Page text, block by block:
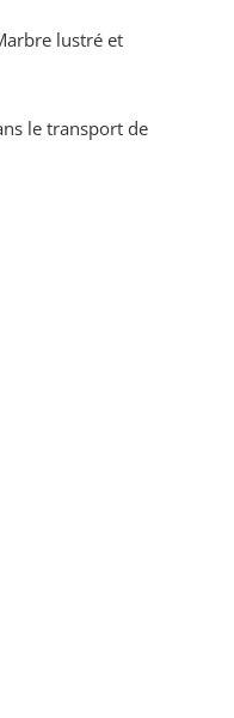
lustré et
le transport de